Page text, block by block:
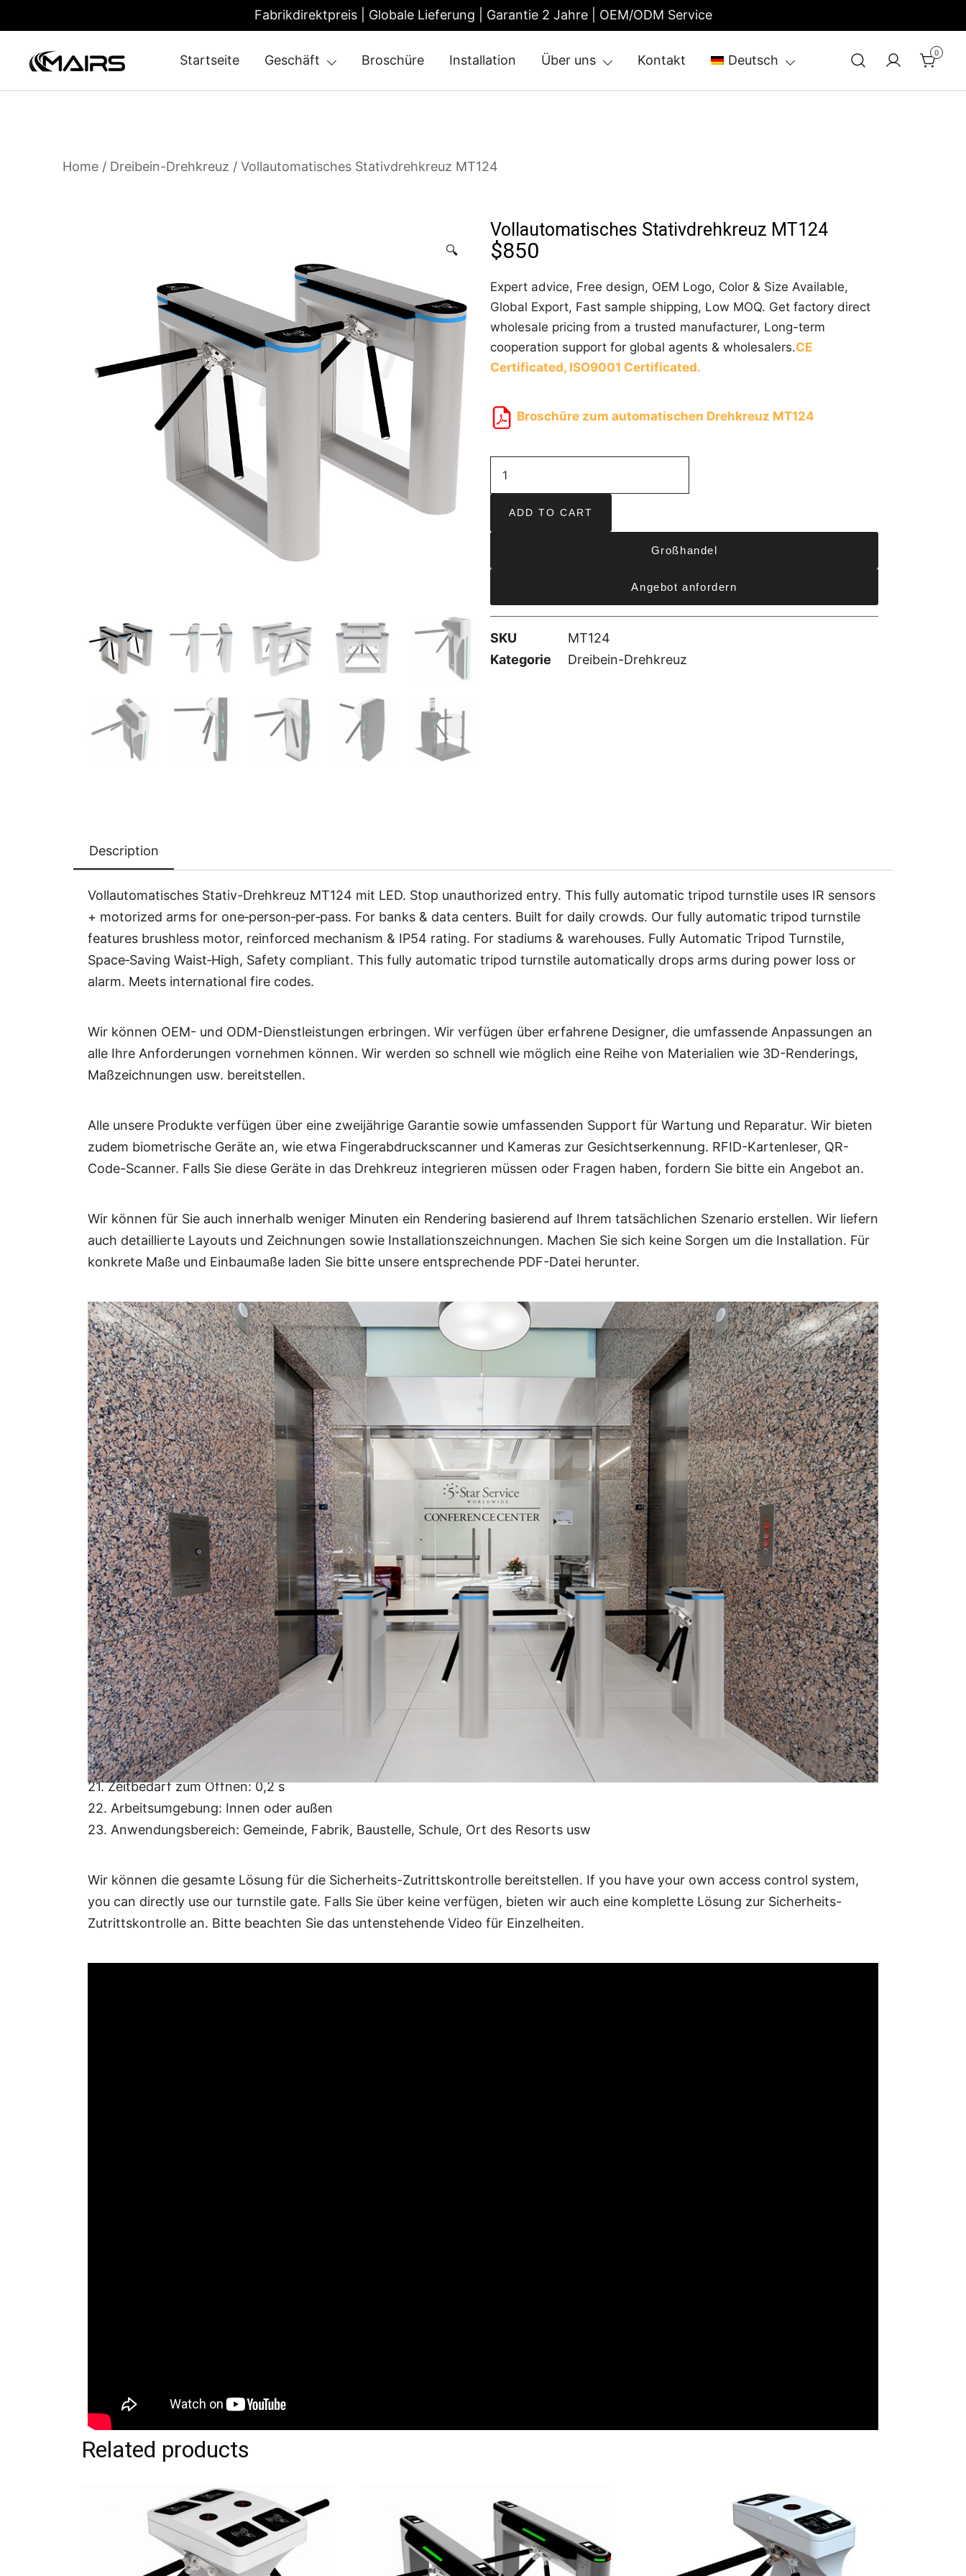
Fabrikdirektpreis | Globale Lieferung | Garantie 2 Jahre | OEM/ODM Service
Startseite Geschäft Broschüre Installation Über uns Kontakt Deutsch 0
Home / Dreibein-Drehkreuz / Vollautomatisches Stativdrehkreuz MT124
🔍
Vollautomatisches Stativdrehkreuz MT124
$850
Expert advice, Free design, OEM Logo, Color & Size Available,
Global Export, Fast sample shipping, Low MOQ. Get factory direct
wholesale pricing from a trusted manufacturer, Long-term
cooperation support for global agents & wholesalers.CE
Certificated, ISO9001 Certificated.
Broschüre zum automatischen Drehkreuz MT124
ADD TO CART
Großhandel
Angebot anfordern
SKU
MT124
Kategorie
Dreibein-Drehkreuz
Description
Vollautomatisches Stativ-Drehkreuz MT124 mit LED. Stop unauthorized entry. This fully automatic tripod turnstile uses IR sensors
+ motorized arms for one‑person‑per‑pass. For banks & data centers. Built for daily crowds. Our fully automatic tripod turnstile
features brushless motor, reinforced mechanism & IP54 rating. For stadiums & warehouses. Fully Automatic Tripod Turnstile,
Space‑Saving Waist‑High, Safety compliant. This fully automatic tripod turnstile automatically drops arms during power loss or
alarm. Meets international fire codes.
Wir können OEM- und ODM-Dienstleistungen erbringen. Wir verfügen über erfahrene Designer, die umfassende Anpassungen an
alle Ihre Anforderungen vornehmen können. Wir werden so schnell wie möglich eine Reihe von Materialien wie 3D-Renderings,
Maßzeichnungen usw. bereitstellen.
Alle unsere Produkte verfügen über eine zweijährige Garantie sowie umfassenden Support für Wartung und Reparatur. Wir bieten
zudem biometrische Geräte an, wie etwa Fingerabdruckscanner und Kameras zur Gesichtserkennung. RFID-Kartenleser, QR-
Code-Scanner. Falls Sie diese Geräte in das Drehkreuz integrieren müssen oder Fragen haben, fordern Sie bitte ein Angebot an.
Wir können für Sie auch innerhalb weniger Minuten ein Rendering basierend auf Ihrem tatsächlichen Szenario erstellen. Wir liefern
auch detaillierte Layouts und Zeichnungen sowie Installationszeichnungen. Machen Sie sich keine Sorgen um die Installation. Für
konkrete Maße und Einbaumaße laden Sie bitte unsere entsprechende PDF-Datei herunter.
Technische Parameter:
1. Größe: 1400 x 270 x 980 mm (anpassbar)
2. Bahnbreite: 550 mm (kann angepasst werden)
3. Durchgangsgeschwindigkeit: 35 Personen/min
4. Stromversorgung: 110 V/220 V 50/60 Hz
5. Gewicht: 35 kg
6. Eingang: Potenzialfreier Kontakt/Relais
7. Bürstenloser Motormechanismus
8. Gehäusematerial: Edelstahl 304
9. Zuverlässigkeit des Mechanismus: 3 Millionen, kein Fehler
10. Operation way: semi-automatic
11. Solenoid valve: DC24V ±5％
12. Arm Length: 510 mm
13. Direction of rotation: Bidirectional/Single directional
14. Emergency: Arm drops automatically when the electricity is cut off.
15. Betriebsspannung: DC 24 V ± 5 %
16. Spannung der Kontrollleuchte: DC12V ±5% (Standard)
17. Betriebstemperatur: -30℃～60℃
18. Luftfeuchtigkeit: 5 % ~ 90 %
19. Wasserdicht: IP43
20. Automatische Selbstprüfung nach dem Einschalten
21. Feature: IC/ID-Leser, Barcode-Leser, Gesichtserkennung, Fingerabdruck, andere Zugangskontrollgeräte, USV usw
21. Zeitbedarf zum Öffnen: 0,2 s
22. Arbeitsumgebung: Innen oder außen
23. Anwendungsbereich: Gemeinde, Fabrik, Baustelle, Schule, Ort des Resorts usw
Wir können die gesamte Lösung für die Sicherheits-Zutrittskontrolle bereitstellen. If you have your own access control system,
you can directly use our turnstile gate. Falls Sie über keine verfügen, bieten wir auch eine komplette Lösung zur Sicherheits-
Zutrittskontrolle an. Bitte beachten Sie das untenstehende Video für Einzelheiten.
Related products